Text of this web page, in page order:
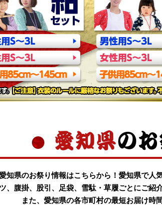
愛知県の
知県のお祭り情報はこちらから！愛知県で人
、腹掛、股引、足袋、雪駄・草履ごとにご紹
また、愛知県の各市町村の最短お届け時